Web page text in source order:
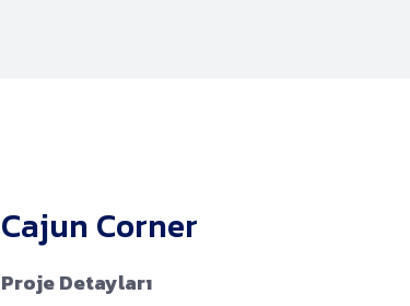
Cajun Corner
Proje Detayları